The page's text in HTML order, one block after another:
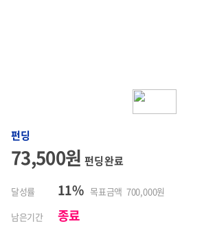
펀딩
73,500원펀딩 완료
달성률 11% 목표금액 700,000원
남은기간
종료